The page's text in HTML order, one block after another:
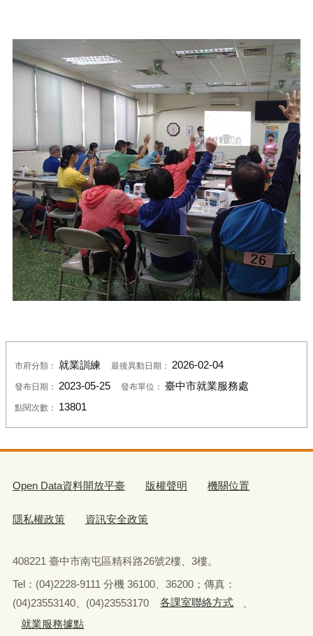
市府分類： 就業訓練 最後異動日期： 2026-02-04
發布日期： 2023-05-25 發布單位： 臺中市就業服務處
點閱次數： 13801
Open Data資料開放平臺 版權聲明 機關位置
隱私權政策 資訊安全政策
408221 臺中市南屯區精科路26號2樓、3樓。
Tel： (04)2228-9111 分機 36100、36200；傳真：
(04)23553140、(04)23553170
各課室聯絡方式
就業服務據點